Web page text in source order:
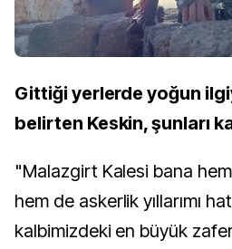
Gittiği yerlerde yoğun
belirten Keskin, şunları
"Malazgirt Kalesi bana
hem de askerlik yıllarımı
kalbimizdeki en büyük